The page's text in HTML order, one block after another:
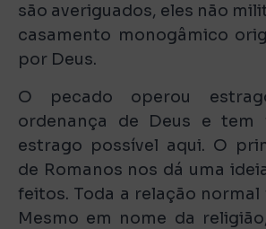
são averiguados, eles não
casamento monogâmico
por Deus.
O pecado operou
ordenança de Deus e
estrago possível aqui. O
de Romanos nos dá uma
feitos. Toda a relação
Mesmo em nome da